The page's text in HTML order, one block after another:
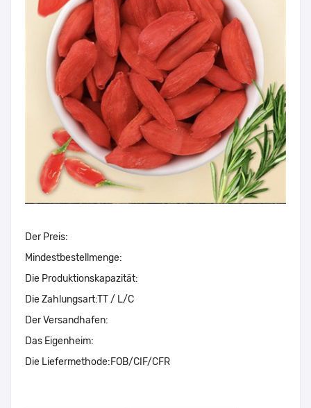
Der Preis:
Mindestbestellmenge:
Die Produktionskapazität:
Die Zahlungsart:TT / L/C
Der Versandhafen:
Das Eigenheim:
Die Liefermethode:FOB/CIF/CFR